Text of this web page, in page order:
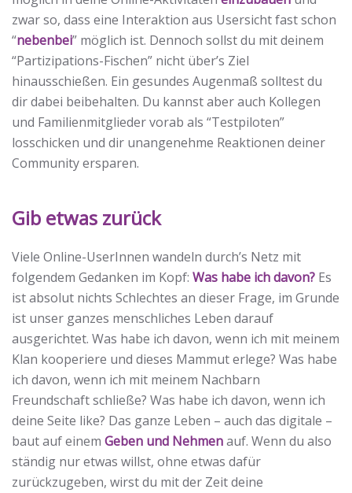
zwar so, dass eine Interaktion aus Usersicht fast schon
“nebenbei” möglich ist. Dennoch sollst du mit deinem
“Partizipations-Fischen” nicht über’s Ziel
hinausschießen. Ein gesundes Augenmaß solltest du
dir dabei beibehalten. Du kannst aber auch Kollegen
und Familienmitglieder vorab als “Testpiloten”
losschicken und dir unangenehme Reaktionen deiner
Community ersparen.
Gib etwas zurück
Viele Online-UserInnen wandeln durch’s Netz mit
folgendem Gedanken im Kopf: Was habe ich davon? Es
ist absolut nichts Schlechtes an dieser Frage, im Grunde
ist unser ganzes menschliches Leben darauf
ausgerichtet. Was habe ich davon, wenn ich mit meinem
Klan kooperiere und dieses Mammut erlege? Was habe
ich davon, wenn ich mit meinem Nachbarn
Freundschaft schließe? Was habe ich davon, wenn ich
deine Seite like? Das ganze Leben – auch das digitale –
baut auf einem Geben und Nehmenauf. Wenn du also
ständig nur etwas willst, ohne etwas dafür
zurückzugeben, wirst du mit der Zeit deine